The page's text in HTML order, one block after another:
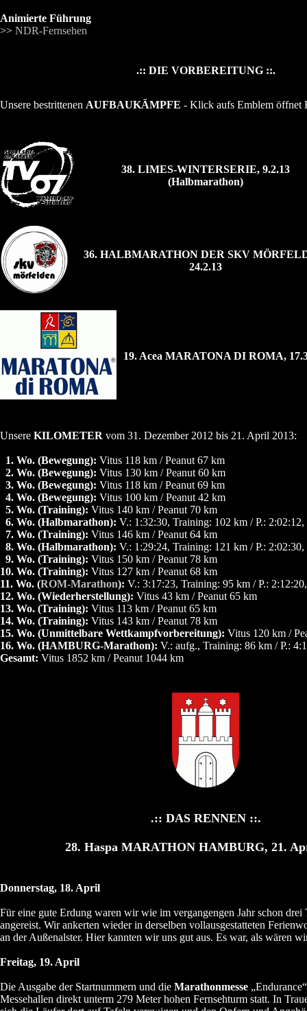
Animierte Führung
>> NDR-Fernsehen
.:: DIE VORBEREITUNG ::.
Unsere bestrittenen AUFBAUKÄMPFE - Klick aufs Emblem öffnet
38. LIMES-WINTERSERIE, 9.2.13
(Halbmarathon)
36. HALBMARATHON DER SKV
24.2.13
19. Acea MARATONA DI ROMA,
Unsere KILOMETER vom 31. Dezember 2012 bis 21. April 2013:
1. Wo. (Bewegung): Vitus 118 km / Peanut 67 km
2. Wo. (Bewegung): Vitus 130 km / Peanut 60 km
3. Wo. (Bewegung): Vitus 118 km / Peanut 69 km
4. Wo. (Bewegung): Vitus 100 km / Peanut 42 km
5. Wo. (Training): Vitus 140 km / Peanut 70 km
6. Wo. (Halbmarathon): V.: 1:32:30, Training: 102 km / P.:
7. Wo. (Training): Vitus 146 km / Peanut 64 km
8. Wo. (Halbmarathon): V.: 1:29:24, Training: 121 km / P.:
9. Wo. (Training): Vitus 150 km / Peanut 78 km
10. Wo. (Training): Vitus 127 km / Peanut 68 km
11. Wo. (ROM-Marathon): V.: 3:17:23, Training: 95 km / P.:
12. Wo. (Wiederherstellung): Vitus 43 km / Peanut 65 km
13. Wo. (Training): Vitus 113 km / Peanut 65 km
14. Wo. (Training): Vitus 143 km / Peanut 78 km
15. Wo. (Unmittelbare Wettkampfvorbereitung): Vitus 120 km /
16. Wo. (HAMBURG-Marathon): V.: aufg., Training: 86 km / P.:
Gesamt: Vitus 1852 km / Peanut 1044 km
.:: DAS RENNEN ::.
28. Haspa MARATHON HAMBURG, 21.
Donnerstag, 18. April
Für eine gute Erdung waren wir wie im vergangengen Jahr schon drei
angereist. Wir ankerten wieder in derselben vollausgestatteten
an der Außenalster. Hier kannten wir uns gut aus. Es war, als wären
Freitag, 19. April
Die Ausgabe der Startnummern und die Marathonmesse
Messehallen direkt unterm 279 Meter hohen Fernsehturm statt. In